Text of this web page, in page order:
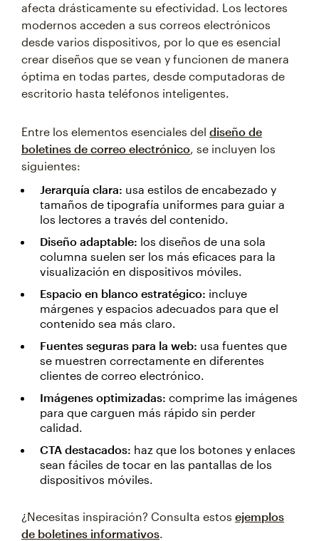
afecta drásticamente su efectividad. Los lectores
modernos acceden a sus correos electrónicos
desde varios dispositivos, por lo que es esencial
crear diseños que se vean y funcionen de manera
óptima en todas partes, desde computadoras de
escritorio hasta teléfonos inteligentes.
Entre los elementos esenciales del diseño de
boletines de correo electrónico, se incluyen los
siguientes:
Jerarquía clara: usa estilos de encabezado y
tamaños de tipografía uniformes para guiar a
los lectores a través del contenido.
Diseño adaptable: los diseños de una sola
columna suelen ser los más eficaces para la
visualización en dispositivos móviles.
Espacio en blanco estratégico: incluye
márgenes y espacios adecuados para que el
contenido sea más claro.
Fuentes seguras para la web: usa fuentes que
se muestren correctamente en diferentes
clientes de correo electrónico.
Imágenes optimizadas: comprime las imágenes
para que carguen más rápido sin perder
calidad.
CTA destacados: haz que los botones y enlaces
sean fáciles de tocar en las pantallas de los
dispositivos móviles.
¿Necesitas inspiración? Consulta estos ejemplos
de boletines informativos.